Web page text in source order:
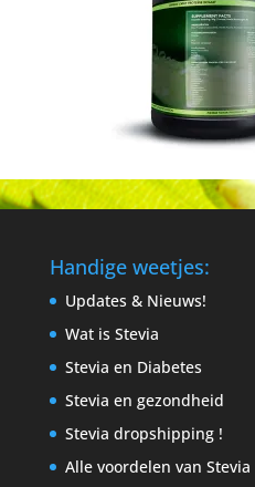
Handige weetjes:
Updates & Nieuws!
Wat is Stevia
Stevia en Diabetes
Stevia en gezondheid
Stevia dropshipping !
Alle voordelen van Stevia